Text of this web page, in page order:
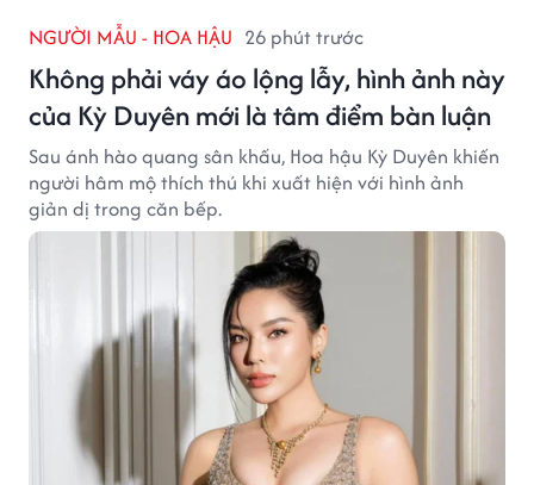
NGƯỜI MẪU - HOA HẬU 26 phút trước
Không phải váy áo lộng lẫy, hình ảnh này
của Kỳ Duyên mới là tâm điểm bàn luận
Sau ánh hào quang sân khấu, Hoa hậu Kỳ Duyên khiến
người hâm mộ thích thú khi xuất hiện với hình ảnh
giản dị trong căn bếp.